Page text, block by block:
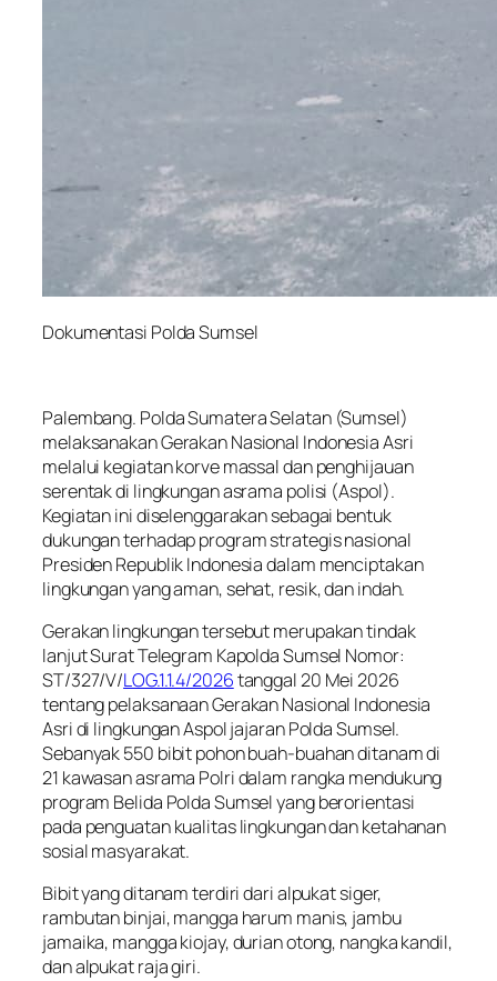
Dokumentasi Polda Sumsel
Palembang. Polda Sumatera Selatan (Sumsel)
melaksanakan Gerakan Nasional Indonesia Asri
melalui kegiatan korve massal dan penghijauan
serentak di lingkungan asrama polisi (Aspol).
Kegiatan ini diselenggarakan sebagai bentuk
dukungan terhadap program strategis nasional
Presiden Republik Indonesia dalam menciptakan
lingkungan yang aman, sehat, resik, dan indah.
Gerakan lingkungan tersebut merupakan tindak
lanjut Surat Telegram Kapolda Sumsel Nomor:
ST/327/V/LOG.1.1.4/2026tanggal 20 Mei 2026
tentang pelaksanaan Gerakan Nasional Indonesia
Asri di lingkungan Aspol jajaran Polda Sumsel.
Sebanyak 550 bibit pohon buah-buahan ditanam di
21 kawasan asrama Polri dalam rangka mendukung
program Belida Polda Sumsel yang berorientasi
pada penguatan kualitas lingkungan dan ketahanan
sosial masyarakat.
Bibit yang ditanam terdiri dari alpukat siger,
rambutan binjai, mangga harum manis, jambu
jamaika, mangga kiojay, durian otong, nangka kandil,
dan alpukat raja giri.